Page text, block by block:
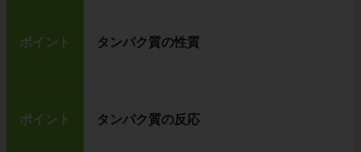
ポイント タンパク質の性質
ポイント タンパク質の反応